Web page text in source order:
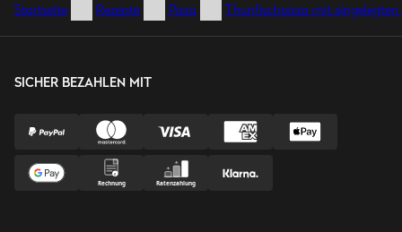
Startseite Rezepte Pizza Thunfischpizza mit eingelegten
SICHER BEZAHLEN MIT